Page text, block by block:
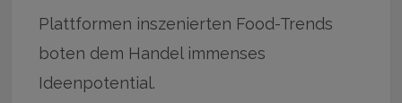
Plattformen inszenierten Food-Trends
boten dem Handel immenses
Ideenpotential.